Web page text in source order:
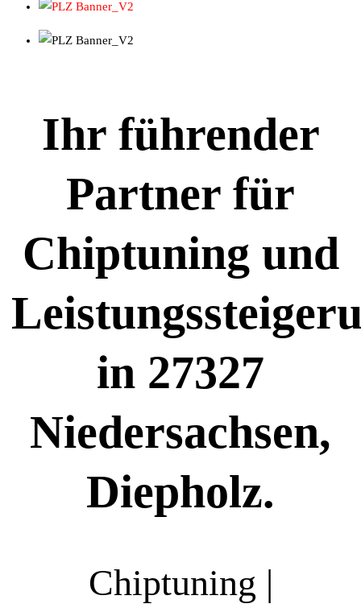
Ihr führender
Partner für
Chiptuning und
in 27327
Niedersachsen,
Diepholz.
Chiptuning |